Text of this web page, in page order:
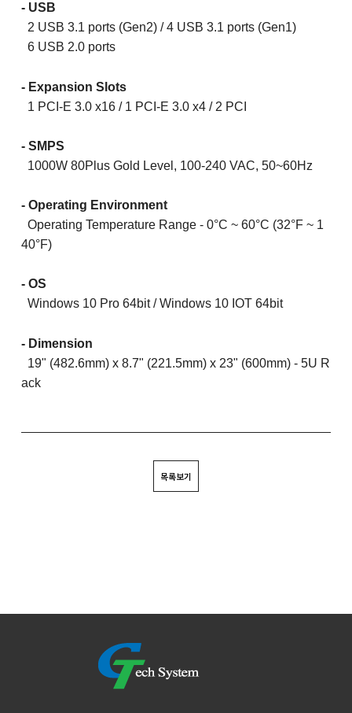
- USB
2 USB 3.1 ports (Gen2) / 4 USB 3.1 ports (Gen1)
6 USB 2.0 ports
- Expansion Slots
1 PCI-E 3.0 x16 / 1 PCI-E 3.0 x4 / 2 PCI
- SMPS
1000W 80Plus Gold Level, 100-240 VAC, 50~60Hz
- Operating Environment
Operating Temperature Range - 0°C ~ 60°C (32°F ~ 1
40°F)
- OS
Windows 10 Pro 64bit / Windows 10 IOT 64bit
- Dimension
19" (482.6mm) x 8.7" (221.5mm) x 23" (600mm) - 5U R
ack
목록보기